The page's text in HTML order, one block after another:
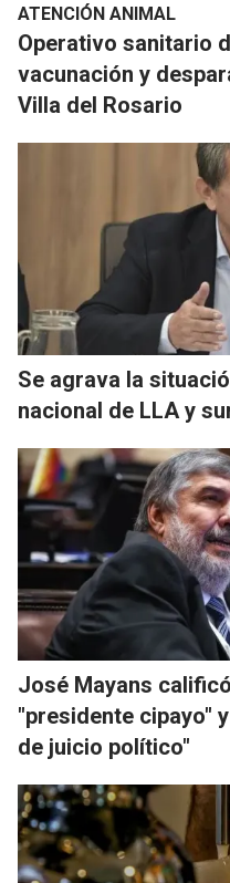
ATENCIÓN ANIMAL
Operativo sanitario
vacunación y
Villa del Rosario
Se agrava la
nacional de LLA y
José Mayans
"presidente cipayo"
de juicio político"